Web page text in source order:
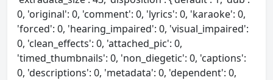
0, 'original': 0, 'comment': 0, 'lyrics': 0, 'karaoke': 0,
'forced': 0, 'hearing_impaired': 0, 'visual_impaired':
0, 'clean_effects': 0, 'attached_pic': 0,
'timed_thumbnails': 0, 'non_diegetic': 0, 'captions':
0, 'descriptions': 0, 'metadata': 0, 'dependent': 0,